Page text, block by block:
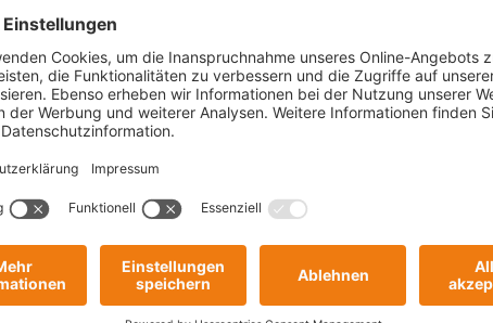
Unternehmensgrößen und Branchen
von ESG-zertifizierten Partnern und Lieferanten
Wertschöpfungskette.
Die Vorteile im Überblick